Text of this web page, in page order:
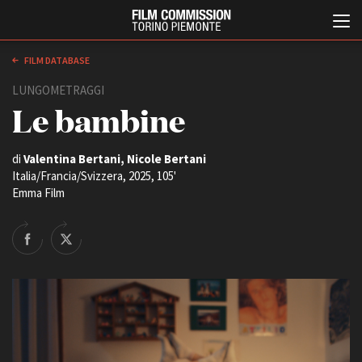
Chi siamo
Storia della Fondazione
Anteprime in Piemonte
TFI Torino Film Industry -
Production Days
Avenue Cove - Erasmus +
Guarda che storia!
FILM DATABASE
LUNGOMETRAGGI
Le bambine
di Valentina Bertani, Nicole Bertani
Italia/Francia/Svizzera, 2025, 105'
Emma Film